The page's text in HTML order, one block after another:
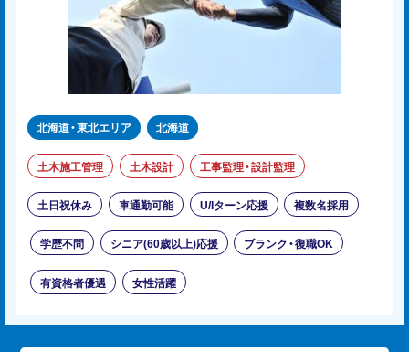
北海道・東北エリア 北海道
土木施工管理 土木設計 工事監理・設計監理
土日祝休み 車通勤可能 U/Iターン応援 複数名採用
学歴不問 シニア(60歳以上)応援 ブランク・復職OK
有資格者優遇 女性活躍